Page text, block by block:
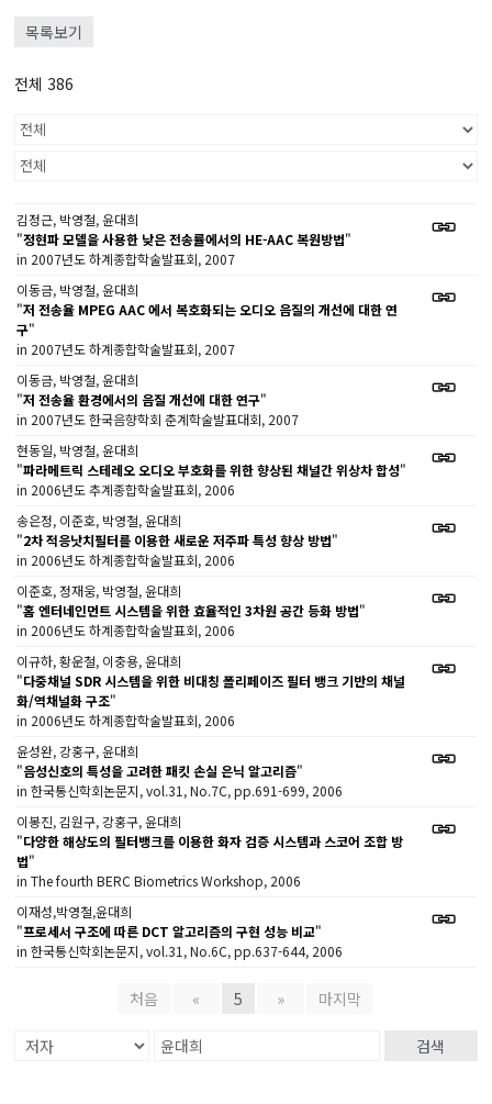
목록보기
전체 386
김정근, 박영철, 윤대희
"정현파 모델을 사용한 낮은 전송률에서의 HE-AAC 복원방법"
in 2007년도 하계종합학술발표회, 2007
이동금, 박영철, 윤대희
"저 전송율 MPEG AAC 에서 복호화되는 오디오 음질의 개선에 대한 연
구"
in 2007년도 하계종합학술발표회, 2007
이동금, 박영철, 윤대희
"저 전송율 환경에서의 음질 개선에 대한 연구"
in 2007년도 한국음향학회 춘계학술발표대회, 2007
현동일, 박영철, 윤대희
"파라메트릭 스테레오 오디오 부호화를 위한 향상된 채널간 위상차 합성"
in 2006년도 추계종합학술발표회, 2006
송은정, 이준호, 박영철, 윤대희
"2차 적응낫치필터를 이용한 새로운 저주파 특성 향상 방법"
in 2006년도 하계종합학술발표회, 2006
이준호, 정재웅, 박영철, 윤대희
"홈 엔터네인먼트 시스템을 위한 효율적인 3차원 공간 등화 방법"
in 2006년도 하계종합학술발표회, 2006
이규하, 황운철, 이충용, 윤대희
"다중채널 SDR 시스템을 위한 비대칭 폴리페이즈 필터 뱅크 기반의 채널
화/역채널화 구조"
in 2006년도 하계종합학술발표회, 2006
윤성완, 강홍구, 윤대희
"음성신호의 특성을 고려한 패킷 손실 은닉 알고리즘"
in 한국통신학회논문지, vol.31, No.7C, pp.691-699, 2006
이봉진, 김원구, 강홍구, 윤대희
"다양한 해상도의 필터뱅크를 이용한 화자 검증 시스템과 스코어 조합 방
법"
in The fourth BERC Biometrics Workshop, 2006
이재성,박영철,윤대희
"프로세서 구조에 따른 DCT 알고리즘의 구현 성능 비교"
in 한국통신학회논문지, vol.31, No.6C, pp.637-644, 2006
처음 « 5 » 마지막
검색